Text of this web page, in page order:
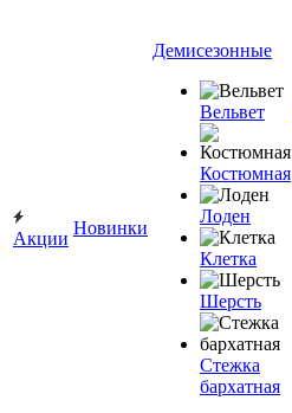
Акции
Новинки
Демисезонные
Вельвет
Костюмная
Лоден
Клетка
Шерсть
Стежка
бархатная